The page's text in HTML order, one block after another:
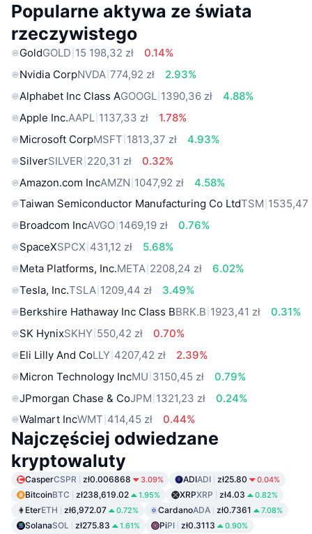
Popularne aktywa ze świata
rzeczywistego
GoldGOLD 15 198,32 zł
0.14%
Nvidia CorpNVDA 774,92 zł
2.93%
Alphabet Inc Class AGOOGL 1390,36 zł
4.88%
Apple Inc.AAPL 1137,33 zł
1.78%
Microsoft CorpMSFT 1813,37 zł
4.93%
SilverSILVER 220,31 zł
0.32%
Amazon.com IncAMZN 1047,92 zł
4.58%
Taiwan Semiconductor Manufacturing Co LtdTSM 1535,47
Broadcom IncAVGO 1469,19 zł
0.76%
SpaceXSPCX 431,12 zł
5.68%
Meta Platforms, Inc.META 2208,24 zł
6.02%
Tesla, Inc.TSLA 1209,44 zł
3.49%
Berkshire Hathaway Inc Class BBRK.B 1923,41 zł
0.31%
SK HynixSKHY 550,42 zł
0.70%
Eli Lilly And CoLLY 4207,42 zł
2.39%
Micron Technology IncMU 3150,45 zł
0.79%
JPmorgan Chase & CoJPM 1321,23 zł
0.24%
Walmart IncWMT 414,45 zł 0.44%
Najczęściej odwiedzane
kryptowaluty
CasperCSPR zł0.006868 3.09% ADIADI zł25.80 0.04%
BitcoinBTC zł238,619.02 1.95% XRPXRP zł4.03 0.82%
EterETH zł6,972.07 0.72% CardanoADA zł0.7361 7.08%
SolanaSOL zł275.83 1.61% PiPI zł0.3113 0.90%